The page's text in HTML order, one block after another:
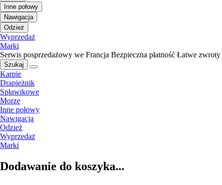
Inne połowy
Nawigacja
Odzież
Wyprzedaż
Marki
Serwis posprzedażowy we Francja Bezpieczna płatność Łatwe zwroty
Szukaj
Karpie
Drapieżnik
Spławikowe
Morze
Inne połowy
Nawigacja
Odzież
Wyprzedaż
Marki
Dodawanie do koszyka...